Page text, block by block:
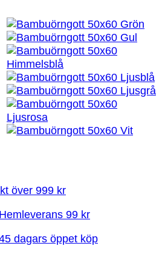
över 999 kr
Hemleverans 99 kr
dagars öppet köp